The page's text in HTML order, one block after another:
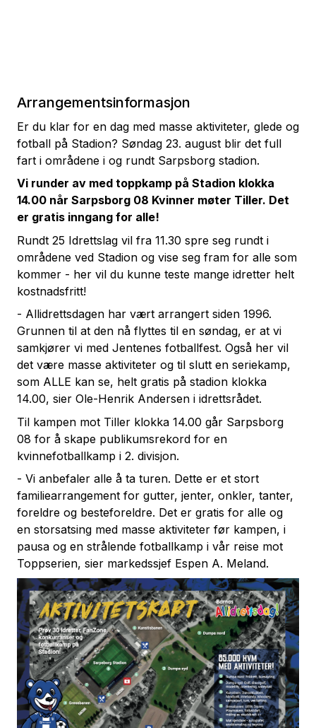
Arrangementsinformasjon
Er du klar for en dag med masse aktiviteter, glede og
fotball på Stadion? Søndag 23. august blir det full
fart i områdene i og rundt Sarpsborg stadion.
Vi runder av med toppkamp på Stadion klokka
14.00 når Sarpsborg 08 Kvinner møter Tiller. Det
er gratis inngang for alle!
Rundt 25 Idrettslag vil fra 11.30 spre seg rundt i
områdene ved Stadion og vise seg fram for alle som
kommer - her vil du kunne teste mange idretter helt
kostnadsfritt!
- Allidrettsdagen har vært arrangert siden 1996.
Grunnen til at den nå flyttes til en søndag, er at vi
samkjører vi med Jentenes fotballfest. Også her vil
det være masse aktiviteter og til slutt en seriekamp,
som ALLE kan se, helt gratis på stadion klokka
14.00, sier Ole-Henrik Andersen i idrettsrådet.
Til kampen mot Tiller klokka 14.00 går Sarpsborg
08 for å skape publikumsrekord for en
kvinnefotballkamp i 2. divisjon.
- Vi anbefaler alle å ta turen. Dette er et stort
familiearrangement for gutter, jenter, onkler, tanter,
foreldre og besteforeldre. Det er gratis for alle og
en storsatsing med masse aktiviteter før kampen, i
pausa og en strålende fotballkamp i vår reise mot
Toppserien, sier markedssjef Espen A. Meland.